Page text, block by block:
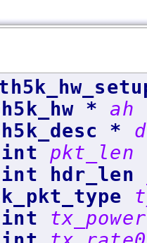
* ah
*
int pkt_len
hdr_len
int tx_power